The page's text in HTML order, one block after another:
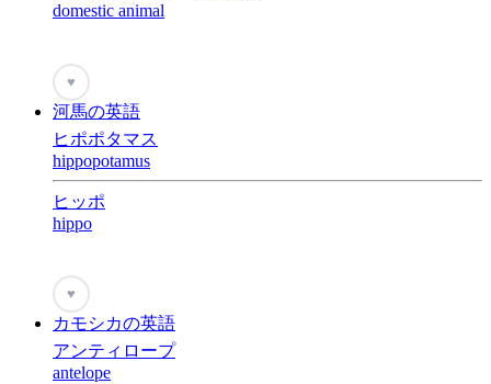
domestic animal
♥
河馬の英語
ヒポポタマス
hippopotamus
ヒッポ
hippo
♥
カモシカの英語
アンティロープ
antelope